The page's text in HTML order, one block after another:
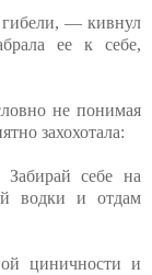
гибели, — кивнул
ее к себе,
не понимая
захохотала:
себе на
водки и отдам
циничности и